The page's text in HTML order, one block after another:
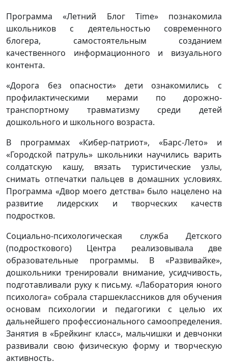
Программа «Летний Блог Time» познакомила
школьников с деятельностью современного
блогера, самостоятельным созданием
качественного информационного и визуального
контента.
«Дорога без опасности» дети ознакомились с
профилактическими мерами по дорожно-
транспортному травматизму среди детей
дошкольного и школьного возраста.
В программах «Кибер-патриот», «Барс-Лето» и
«Городской патруль» школьники научились варить
солдатскую кашу, вязать туристические узлы,
снимать отпечатки пальцев в домашних условиях.
Программа «Двор моего детства» было нацелено на
развитие лидерских и творческих качеств
подростков.
Социально-психологическая служба Детского
(подросткового) Центра реализовывала две
образовательные программы. В «Развивайке»,
дошкольники тренировали внимание, усидчивость,
подготавливали руку к письму. «Лаборатория юного
психолога» собрала старшеклассников для обучения
основам психологии и педагогики с целью их
дальнейшего профессионального самоопределения.
Занятия в «Брейкинг класс», мальчишки и девчонки
развивали свою физическую форму и творческую
активность.